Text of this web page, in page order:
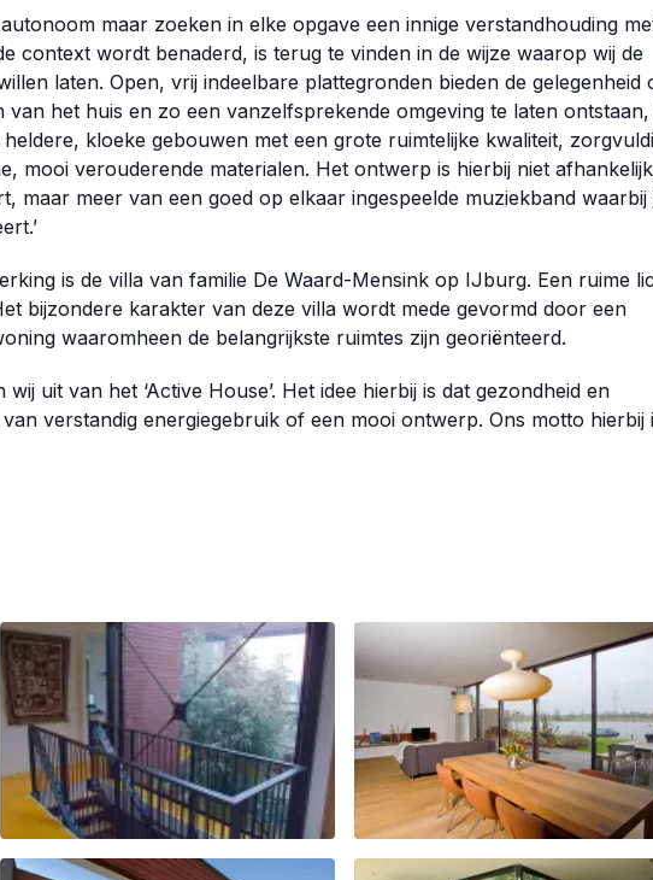
maar zoeken in elke opgave een innige verstandhouding
context wordt benaderd, is terug te vinden in de wijze waarop wij de
laten. Open, vrij indeelbare plattegronden bieden de gelegenheid
van het huis en zo een vanzelfsprekende omgeving te laten
kloeke gebouwen met een grote ruimtelijke kwaliteit,
mooi verouderende materialen. Het ontwerp is hierbij niet afhankelijk
maar meer van een goed op elkaar ingespeelde muziekband waarbij
is de villa van familie De Waard-Mensink op IJburg. Een ruime
bijzondere karakter van deze villa wordt mede gevormd door een
waaromheen de belangrijkste ruimtes zijn georiënteerd.
uit van het ‘Active House’. Het idee hierbij is dat gezondheid en
verstandig energiegebruik of een mooi ontwerp. Ons motto hierbij